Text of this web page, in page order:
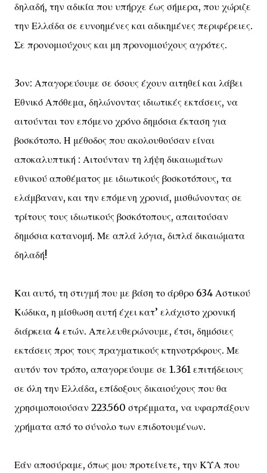
δηλαδή, την αδικία που υπήρχε έως σήμερα, που χώριζε
την Ελλάδα σε ευνοημένες και αδικημένες περιφέρειες.
Σε προνομιούχους και μη προνομιούχους αγρότες.
3ον: Απαγορεύουμε σε όσους έχουν αιτηθεί και λάβει
Εθνικό Απόθεμα, δηλώνοντας ιδιωτικές εκτάσεις, να
αιτούνται τον επόμενο χρόνο δημόσια έκταση για
βοσκότοπο. Η μέθοδος που ακολουθούσαν είναι
αποκαλυπτική : Αιτούνταν τη λήψη δικαιωμάτων
εθνικού αποθέματος με ιδιωτικούς βοσκοτόπους, τα
ελάμβαναν, και την επόμενη χρονιά, μισθώνοντας σε
τρίτους τους ιδιωτικούς βοσκότοπους, απαιτούσαν
δημόσια κατανομή. Με απλά λόγια, διπλά δικαιώματα
δηλαδή!
Και αυτό, τη στιγμή που με βάση το άρθρο 634 Αστικού
Κώδικα, η μίσθωση αυτή έχει κατ’ ελάχιστο χρονική
διάρκεια 4 ετών. Απελευθερώνουμε, έτσι, δημόσιες
εκτάσεις προς τους πραγματικούς κτηνοτρόφους. Με
αυτόν τον τρόπο, απαγορεύουμε σε 1.361 επιτήδειους
σε όλη την Ελλάδα, επίδοξους δικαιούχους που θα
χρησιμοποιούσαν 223.560 στρέμματα, να υφαρπάξουν
χρήματα από το σύνολο των επιδοτουμένων.
Εάν αποσύραμε, όπως μου προτείνετε, την ΚΥΑ που